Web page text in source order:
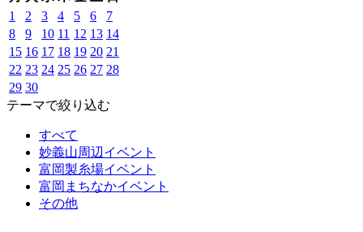
1
2 3 4 5 6
7
8
9 10 11 12 13 14
15 16 17 18 19 20 21
22 23 24 25 26 27 28
29 30
テーマで絞り込む
すべて
妙義山周辺イベント
富岡製糸場イベント
富岡まちなかイベント
その他